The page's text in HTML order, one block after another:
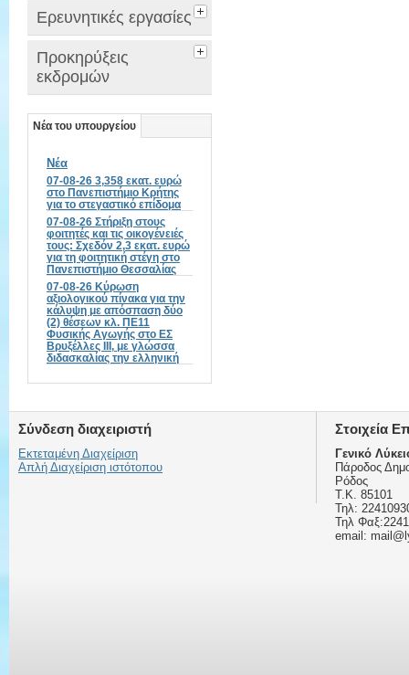
Ερευνητικές εργασίες
Προκηρύξεις
εκδρομών
Νέα του υπουργείου
Νέα
07-08-26 3,358 εκατ. ευρώ
στο Πανεπιστήμιο Κρήτης
για το στεγαστικό επίδομα
07-08-26 Στήριξη στους
φοιτητές και τις οικογένειές
τους: Σχεδόν 2,3 εκατ. ευρώ
για τη φοιτητική στέγη στο
Πανεπιστήμιο Θεσσαλίας
07-08-26 Κύρωση
αξιολογικού πίνακα για την
κάλυψη με απόσπαση δύο
(2) θέσεων κλ. ΠΕ11
Φυσικής Αγωγής στο ΕΣ
Βρυξέλλες ΙΙΙ, με γλώσσα
διδασκαλίας την ελληνική
Σύνδεση διαχειριστή
Εκτεταμένη Διαχείριση
Απλή Διαχείριση ιστότοπου
Στοιχεία
Γενικό
Πάροδος
Ρόδος
Τ.Κ. 85101
Τηλ:
Τηλ
email: